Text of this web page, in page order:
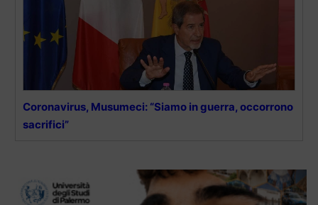
Coronavirus, Musumeci: “Siamo in guerra, occorrono
sacrifici”